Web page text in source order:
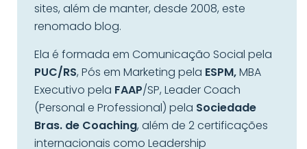
sites, além de manter, desde 2008, este
renomado blog.
Ela é formada em Comunicação Social pela
PUC/RS, Pós em Marketing pela ESPM,MBA
Executivo pela FAAP/SP, Leader Coach
(Personal e Professional) pela Sociedade
Bras. de Coaching, além de 2 certificações
internacionais como Leadership